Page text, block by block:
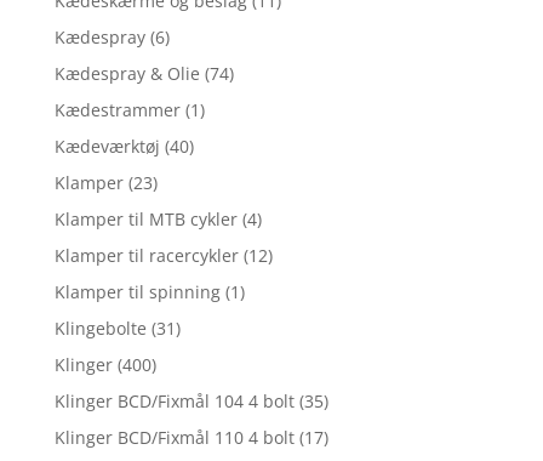
Kædespray (6)
Kædespray & Olie (74)
Kædestrammer (1)
Kædeværktøj (40)
Klamper (23)
Klamper til MTB cykler (4)
Klamper til racercykler (12)
Klamper til spinning (1)
Klingebolte (31)
Klinger (400)
Klinger BCD/Fixmål 104 4 bolt (35)
Klinger BCD/Fixmål 110 4 bolt (17)